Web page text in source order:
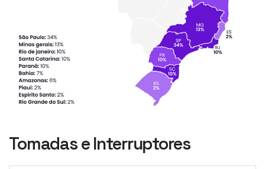
Tomadas e Interruptores